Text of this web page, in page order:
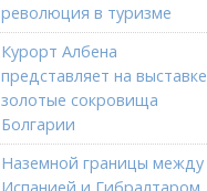
революция в туризме
Курорт Албена
представляет на выставке
золотые сокровища
Болгарии
Наземной границы между